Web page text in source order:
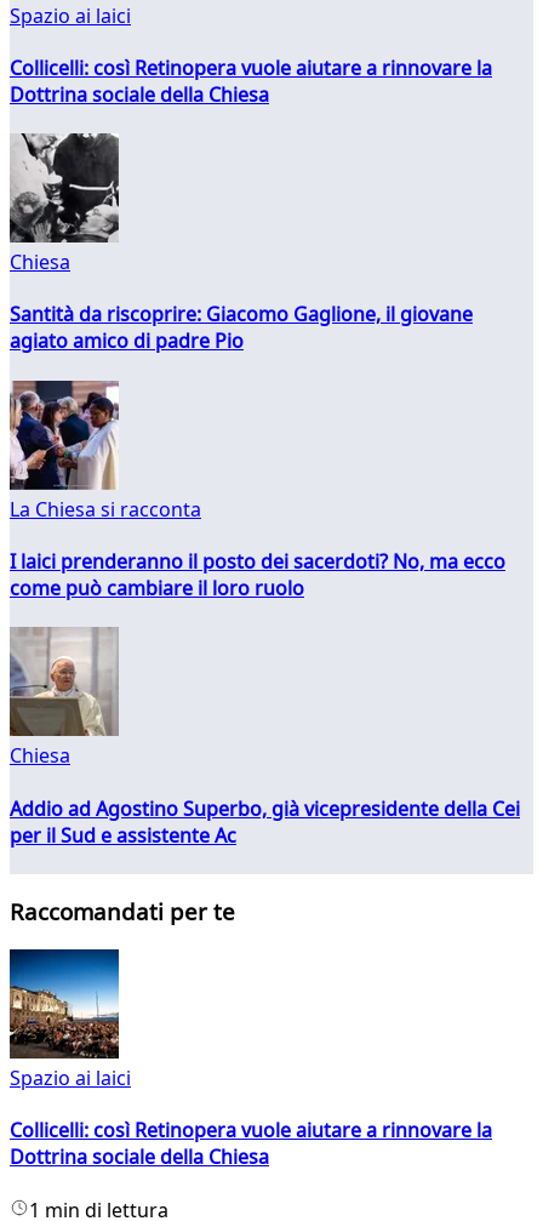
Spazio ai laici
Collicelli: così Retinopera vuole aiutare a rinnovare la
Dottrina sociale della Chiesa
Chiesa
Santità da riscoprire: Giacomo Gaglione, il giovane
agiato amico di padre Pio
La Chiesa si racconta
I laici prenderanno il posto dei sacerdoti? No, ma ecco
come può cambiare il loro ruolo
Chiesa
Addio ad Agostino Superbo, già vicepresidente della Cei
per il Sud e assistente Ac
Raccomandati per te
Spazio ai laici
Collicelli: così Retinopera vuole aiutare a rinnovare la
Dottrina sociale della Chiesa
1 min di lettura